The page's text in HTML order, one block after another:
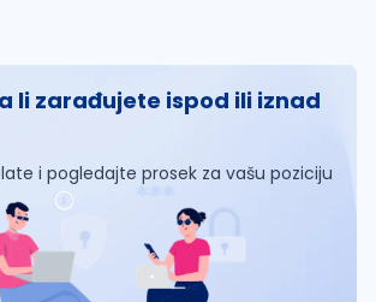
li zarađujete ispod ili iznad
i pogledajte prosek za vašu poziciju